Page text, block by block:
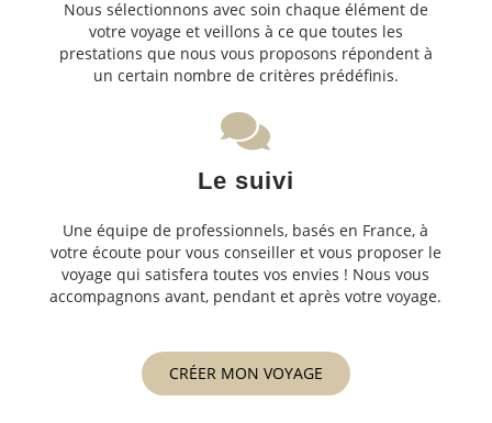
Nous sélectionnons avec soin chaque élément de
votre voyage et veillons à ce que toutes les
prestations que nous vous proposons répondent à
un certain nombre de critères prédéfinis.
Le suivi
Une équipe de professionnels, basés en France, à
votre écoute pour vous conseiller et vous proposer le
voyage qui satisfera toutes vos envies ! Nous vous
accompagnons avant, pendant et après votre voyage.
CRÉER MON VOYAGE